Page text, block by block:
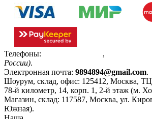
Телефоны: ,
России).
Электронная почта: 9894894@gmail.com.
Шоурум, склад, офис: 125412, Москва, ТЦ
78-й километр, 14, корп. 1, 2-й этаж (м.
Магазин, склад: 117587, Москва, ул.
Южная).